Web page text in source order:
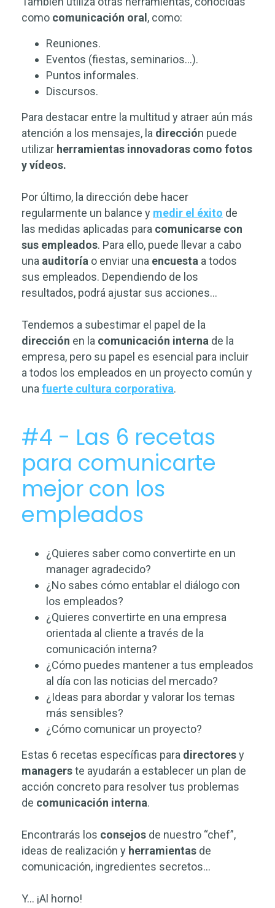
como comunicación oral , como:
Reuniones.
Eventos (fiestas, seminarios…).
Puntos informales.
Discursos.
Para destacar entre la multitud y atraer aún más
atención a los mensajes, la dirección puede
utilizar herramientas innovadoras como fotos
y vídeos.
Por último, la dirección debe hacer
regularmente un balance y medir el éxito de
las medidas aplicadas para comunicarse con
sus empleados. Para ello, puede llevar a cabo
una auditoría o enviar una encuesta a todos
sus empleados. Dependiendo de los
resultados, podrá ajustar sus acciones…
Tendemos a subestimar el papel de la
dirección en la comunicación interna de la
empresa, pero su papel es esencial para incluir
a todos los empleados en un proyecto común y
una fuerte cultura corporativa.
#4 - Las 6 recetas
para comunicarte
mejor con los
empleados
¿Quieres saber como convertirte en un
manager agradecido?
¿No sabes cómo entablar el diálogo con
los empleados?
¿Quieres convertirte en una empresa
orientada al cliente a través de la
comunicación interna?
¿Cómo puedes mantener a tus empleados
al día con las noticias del mercado?
¿Ideas para abordar y valorar los temas
más sensibles?
¿Cómo comunicar un proyecto?
Estas 6 recetas específicas para directoresy
managerste ayudarán a establecer un plan de
acción concreto para resolver tus problemas
de comunicación interna.
Encontrarás los consejos de nuestro “chef”,
ideas de realización y herramientas de
comunicación, ingredientes secretos...
Y… ¡Al horno!